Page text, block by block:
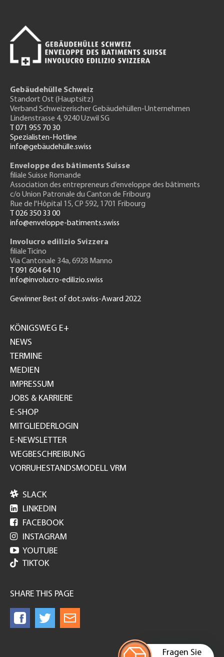
Fragen Sie
Gebäudehülle Schweiz
Standort Ost (Hauptsitz)
Verband Schweizerischer Gebäudehüllen-Unternehmen
Lindenstrasse 4, 9240 Uzwil SG
T 071 955 70 30
Spezialisten-Hotline
info@gebäudehülle.swiss
Enveloppe des bâtiments Suisse
filiale Suisse Romande
Association des entrepreneurs d’enveloppe des bâtiments
c/o Union Patronale du Canton de Fribourg
Rue de l'Hôpital 15, CP 592, 1701 Fribourg
T 026 350 33 00
info@enveloppe-batiments.swiss
Involucro edilizio Svizzera
filiale Ticino
Via Cantonale 34a, 6928 Manno
T 091 604 64 10
info@involucro-edilizio.swiss
Gewinner Best of dot.swiss-Award 2022
GH
KÖNIGSWEG E+
NEWS
TERMINE
MEDIEN
IMPRESSUM
JOBS & KARRIERE
E-SHOP
MITGLIEDERLOGIN
E-NEWSLETTER
WEGBESCHREIBUNG
VORRUHESTANDSMODELL VRM
 SLACK
 LINKEDIN
 FACEBOOK
 INSTAGRAM
 YOUTUBE
TIKTOK
SHARE THIS PAGE